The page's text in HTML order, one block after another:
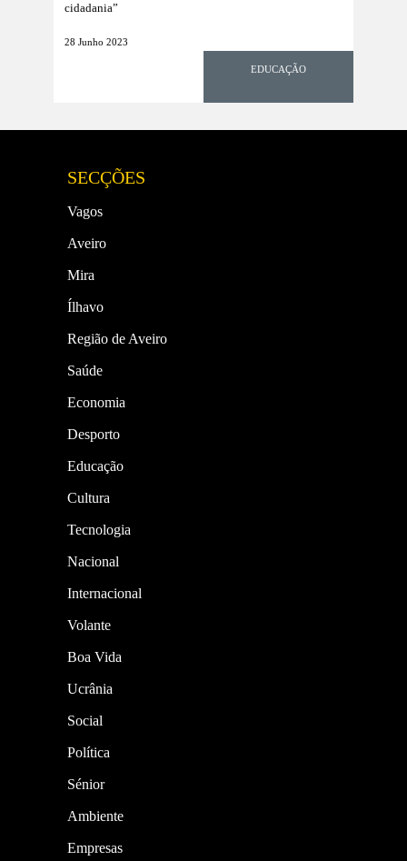
cidadania”
28 Junho 2023
EDUCAÇÃO
SECÇÕES
Vagos
Aveiro
Mira
Ílhavo
Região de Aveiro
Saúde
Economia
Desporto
Educação
Cultura
Tecnologia
Nacional
Internacional
Volante
Boa Vida
Ucrânia
Social
Política
Sénior
Ambiente
Empresas